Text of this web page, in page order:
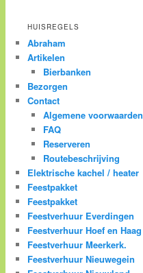
HUISREGELS
Abraham
Artikelen
Bierbanken
Bezorgen
Contact
Algemene voorwaarden
FAQ
Reserveren
Routebeschrijving
Elektrische kachel / heater
Feestpakket
Feestpakket
Feestverhuur Everdingen
Feestverhuur Hoef en Haag
Feestverhuur Meerkerk.
Feestverhuur Nieuwegein